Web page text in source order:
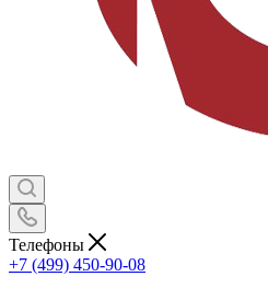
Телефоны
+7 (499) 450-90-08